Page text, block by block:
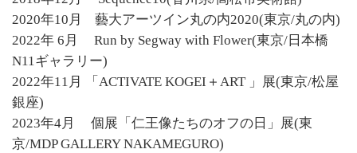
2020年10月 藝大アーツイン丸の内2020(東京/丸の内)
2022年 6月 Run by Segway with Flower(東京/日本橋
N11ギャラリー)
2022年11月 「ACTIVATE KOGEI＋ART 」展(東京/松屋
銀座)
2023年4月 個展「仁王像たちのオフの日」展(東
京/MDP GALLERY NAKAMEGURO)